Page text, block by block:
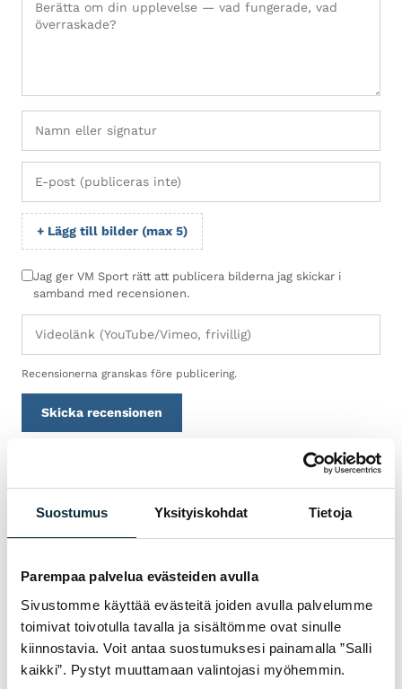
Suostumus Yksityiskohdat Tietoja
Parempaa palvelua evästeiden avulla
Sivustomme käyttää evästeitä joiden avulla palvelumme
toimivat toivotulla tavalla ja sisältömme ovat sinulle
kiinnostavia. Voit antaa suostumuksesi painamalla ”Salli
kaikki”. Pystyt muuttamaan valintojasi myöhemmin.
+ Lägg till bilder (max 5)
Jag ger VM Sport rätt att publicera bilderna jag skickar i
samband med recensionen.
Recensionerna granskas före publicering.
Skicka recensionen
GARANTI & SERVICE
VARFÖR VM SPORT?
Vi är auktoriserad återförsäljare och servar
Jakobstad. Hos oss får du sakkunnig hjälp
med val, inpassning och service — både före
och efter köpet.